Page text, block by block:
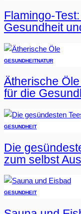
Flamingo-
Gesundheit
GESUNDHEITNATUR
Ätherische
für die
GESUNDHEIT
Die
zum selbst
GESUNDHEIT